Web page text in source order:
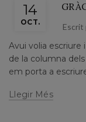
14
OCT. Escrit
Avui volia escriure
de la columna dels
em porta a
Llegir Més